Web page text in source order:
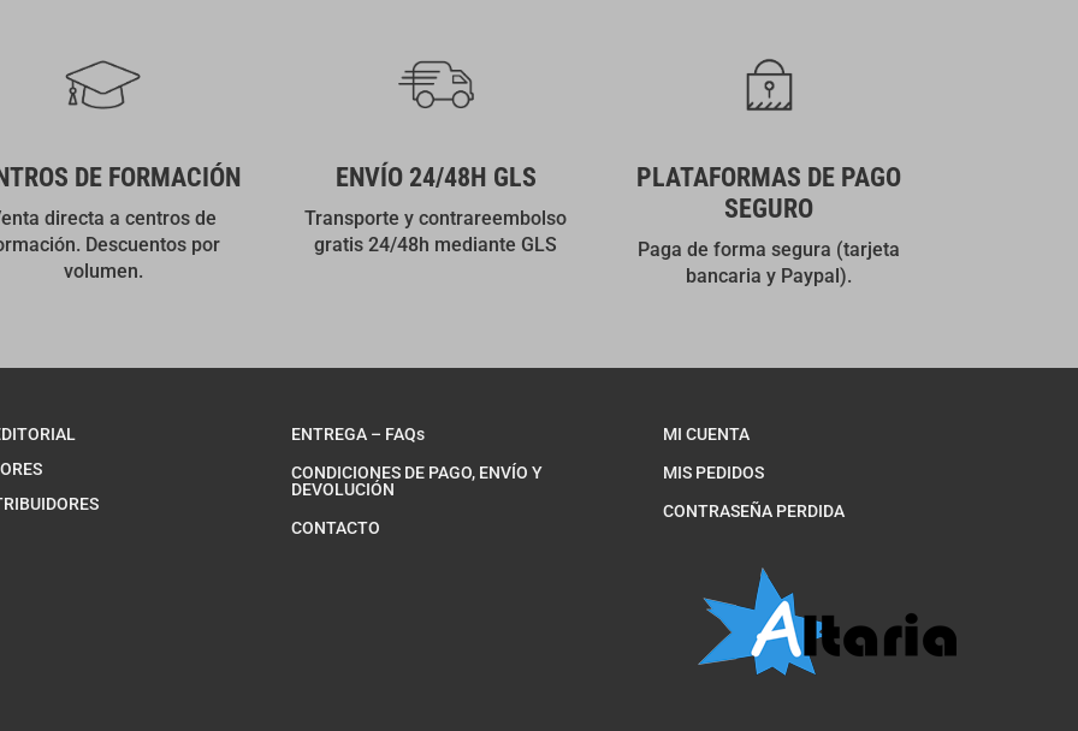
DE FORMACIÓN
directa a centros de
Descuentos por
volumen.
ENVÍO 24/48H GLS
Transporte y contrareembolso
gratis 24/48h mediante GLS
PLATAFORMAS DE PAGO
SEGURO
Paga de forma segura (tarjeta
bancaria y Paypal).
ENTREGA – FAQs
CONDICIONES DE PAGO, ENVÍO Y
DEVOLUCIÓN
CONTACTO
MI CUENTA
MIS PEDIDOS
CONTRASEÑA PERDIDA